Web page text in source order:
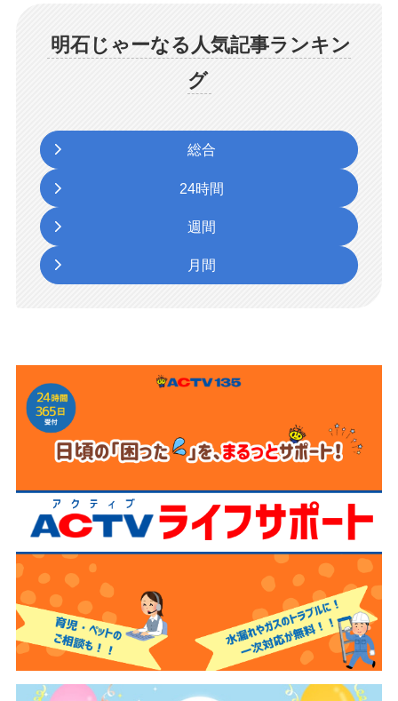
明石じゃーなる人気記事ランキン
グ
総合
24時間
週間
月間